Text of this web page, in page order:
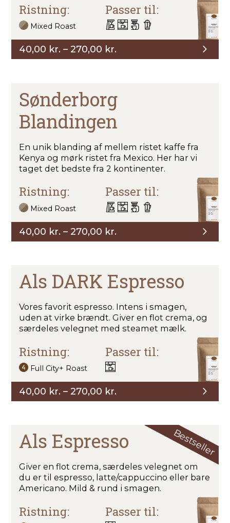
Ristning:
Mixed Roast
Passer til:
40,00 kr. – 270,00 kr.Prisinterval:
40,00 kr.
Sønderborg
Blandingen
En unik blanding af mellem ristet kaffe fra
Kenya og mørk ristet fra Mexico. Her har vi
taget det bedste fra 2 kontinenter.
Ristning:
Mixed Roast
Passer til:
40,00 kr. – 270,00 kr.Prisinterval:
40,00 kr.
Als DARK Espresso
Vores favorit espresso. Intens i smagen,
uden at virke brændt. Giver en flot crema, og
særdeles velegnet med steamet mælk.
Ristning:
Full City+ Roast
Passer til:
40,00 kr. – 270,00 kr.Prisinterval:
40,00 kr.
270,00 kr.
Als Espresso
Giver en flot crema, særdeles velegnet om
du er til espresso, latte/cappuccino eller bare
Americano. Mild & rund i smagen.
Ristning: Passer til:
Bestseller